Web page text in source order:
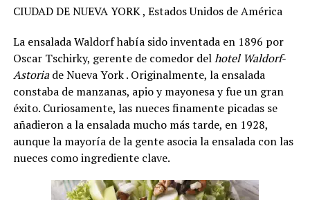
CIUDAD DE NUEVA YORK, Estados Unidos de América
La ensalada Waldorf había sido inventada en 1896 por
Oscar Tschirky, gerente de comedor delhotel Waldorf-
Astoriade Nueva York . Originalmente, la ensalada
constaba de manzanas, apio y mayonesa y fue un gran
éxito. Curiosamente, las nueces finamente picadas se
añadieron a la ensalada mucho más tarde, en 1928,
aunque la mayoría de la gente asocia la ensalada con las
nueces como ingrediente clave.